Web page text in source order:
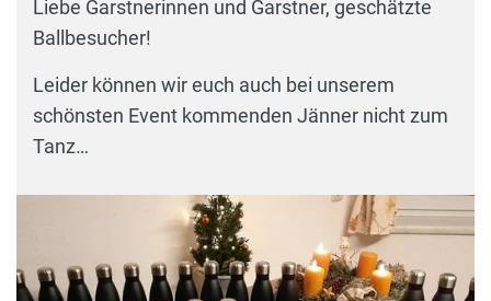
Liebe Garstnerinnen und Garstner, geschätzte
Ballbesucher!
Leider können wir euch auch bei unserem
schönsten Event kommenden Jänner nicht zum
Tanz…